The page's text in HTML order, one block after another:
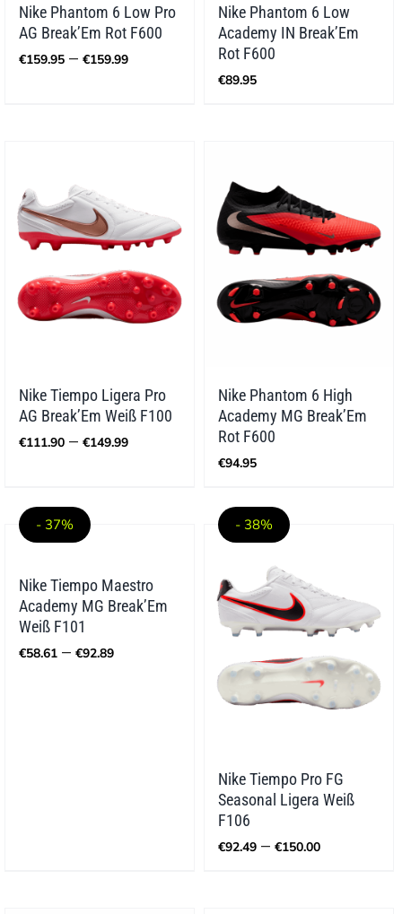
Nike Phantom 6 Low Pro
AG Break’Em Rot F600
€159.95 – €159.99Preisspanne:
Nike Phantom 6 Low
Academy IN Break’Em
Rot F600
€89.95
Nike Tiempo Ligera Pro
AG Break’Em Weiß F100
€111.90 – €149.99Preisspanne:
Nike Phantom 6 High
Academy MG Break’Em
Rot F600
€94.95
- 37%
Nike Tiempo Maestro
Academy MG Break’Em
Weiß F101
€58.61 – €92.89Preisspanne:
- 38%
Nike Tiempo Pro FG
Seasonal Ligera Weiß
F106
€92.49 – €150.00